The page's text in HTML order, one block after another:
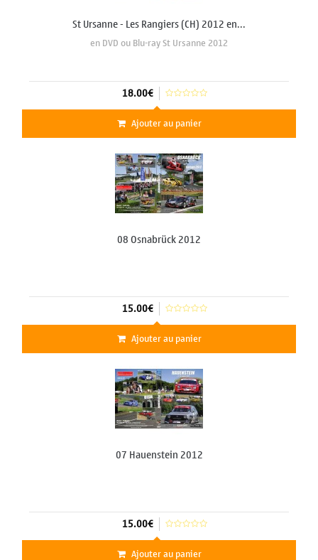
St Ursanne - Les Rangiers (CH) 2012 en...
en DVD ou Blu-ray St Ursanne 2012
18.00€
Ajouter au panier
08 Osnabrück 2012
15.00€
Ajouter au panier
07 Hauenstein 2012
15.00€
Ajouter au panier